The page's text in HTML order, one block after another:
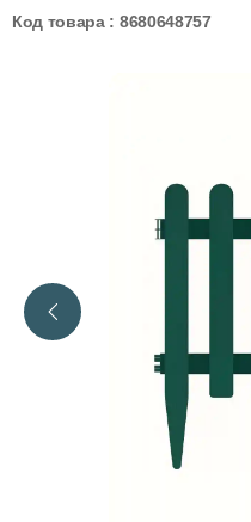
Код товара : 8680648757